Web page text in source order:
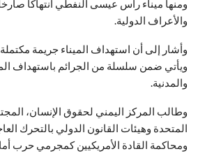
ومنها ميناء رأس عيسى النفطي انتهاكا
والأعراف الدولية.
وأشار إلى أن استهداف الميناء جريمة مكتملة
ويأتي ضمن سلسلة من الجرائم باستهداف
والمدنية.
وطالب المركز اليمني لحقوق الإنسان،
المتحدة وهيئات القانون الدولي بالتحرك
ومحاكمة القادة الأمريكيين كمجرمي حرب